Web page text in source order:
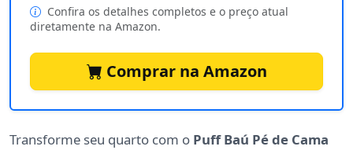
Confira os detalhes completos e o preço atual
diretamente na Amazon.
Comprar na Amazon
Transforme seu quarto com o Puff Baú Pé de Cama